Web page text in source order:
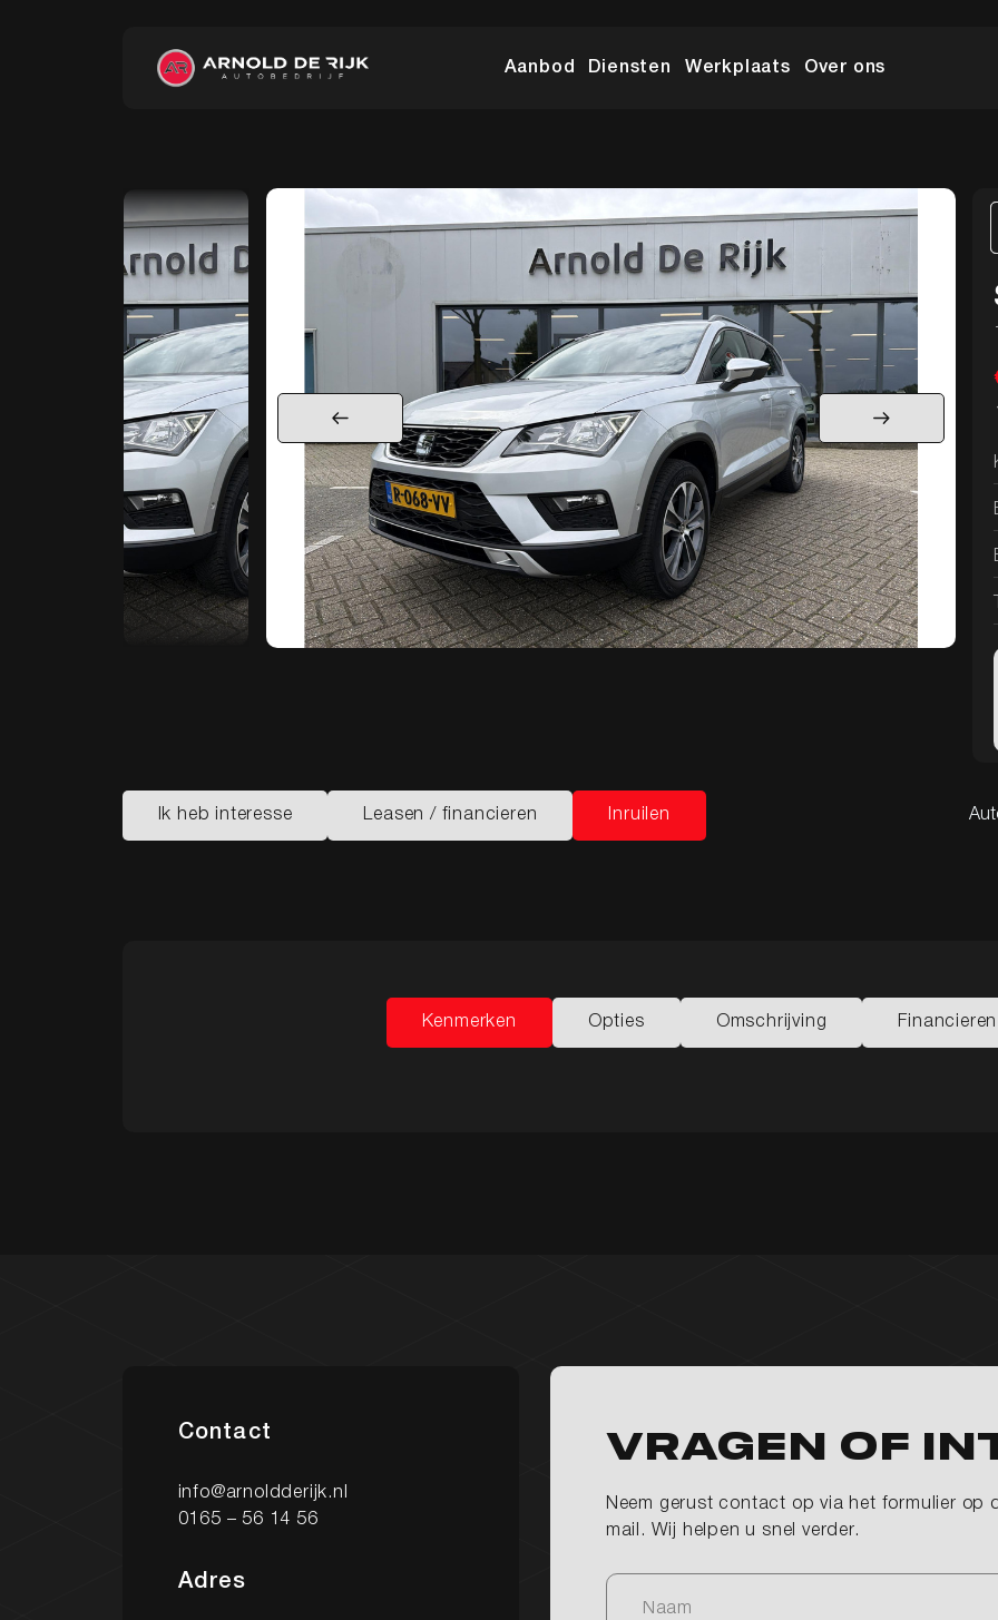
Aanbod Diensten Werkplaats Over ons
Diensten
Ik heb interesse
Ik heb interesse
Leasen / financieren
Leasen / financieren
Inruilen
Inruilen
Kenmerken
Kenmerken
Opties
Opties
Omschrijving
Omschrijving
Vragen of
Neem gerust contact op via het formulier op
mail. Wij helpen u snel verder.
Contact
info@arnoldderijk.nl
0165 – 56 14 56
Adres